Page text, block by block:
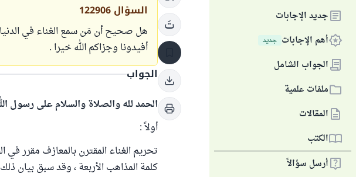
جديد الإجابات
أهم الإجابات جديد
الجواب الشامل
ملفات علمية
المقالات
الكتب
أرسل سؤالاً
السؤال 122906
هل صحيح أن مَن سمع الغناء في
أفيدونا وجزاكم الله خيرا .
الجواب
الحمد لله والصلاة والسلام على رسول
أولاً :
تحريم الغناء المقترن بالمعازف مقرر
كلمة المذاهب الأربعة ، وقد سبق بيان